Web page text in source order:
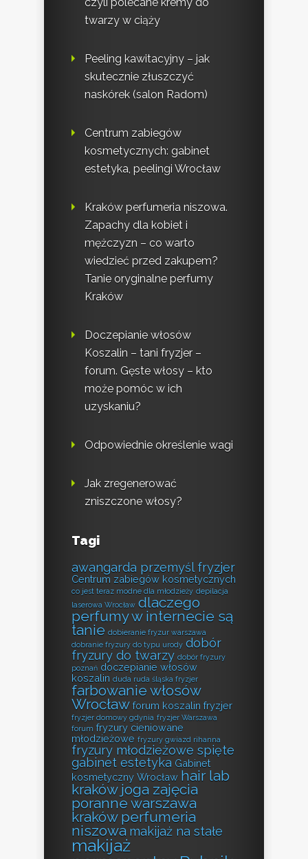
twarzy w ciąży
Peeling kawitacyjny – jak
skutecznie złuszczyć
naskórek (salon Radom)
Centrum zabiegów
kosmetycznych: gabinet
estetyka, peelingi Wrocław
Kraków perfumeria niszowa.
Zapachy dla kobiet i
mężczyzn – co warto
wiedzieć przed zakupem?
Tanie oryginalne perfumy
Kraków
Doczepianie włosów
Koszalin – tani fryzjer –
forum. Gęste włosy – kto
może pomóc w ich
uzyskaniu?
Odpowiednie określenie wagi
Jak zregenerować
zniszczone włosy?
Tagi
awangarda przemyśl fryzjer
Centrum zabiegów kosmetycznych
co jest teraz modne dla młodzieży depilacja
laserowa Wrocław dlaczego
perfumy w internecie są
tanie dobieranie fryzur warszawa
dobranie fryzury do typu urody dobór
fryzury do twarzy dobór fryzury
poznań doczepianie włosów
koszalin duda ruda śląska fryzjer
farbowanie włosów
Wrocław forum koszalin fryzjer
fryzjer domowy gdynia fryzjer Warszawa
forum fryzury cieniowane
młodzieżowe fryzury gwiazd rihanna
fryzury młodzieżowe spięte
gabinet estetyka Gabinet
kosmetyczny Wrocław hair lab
kraków joga zajęcia
poranne warszawa
kraków perfumeria
niszowa makijaż na stałe
makijaż